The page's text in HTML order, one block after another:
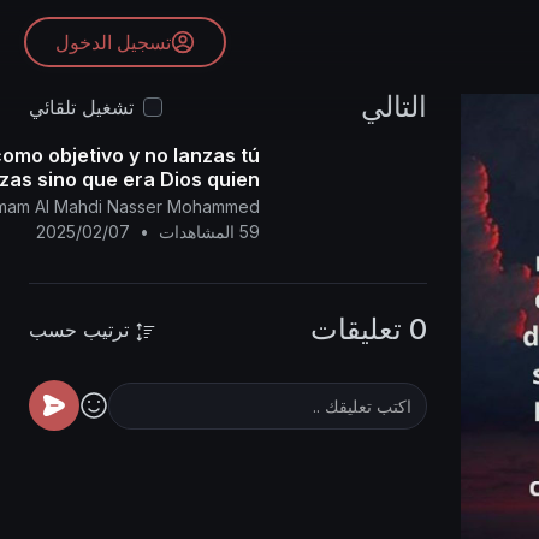
تسجيل الدخول
التالي
تشغيل تلقائي
objetivo y no lanzas tú
sino que era Dios quien
lanzaba.
Al Mahdi Nasser Mohammed
59 المشاهدات
•
2025/02/07
0 تعليقات ترتيب حسب